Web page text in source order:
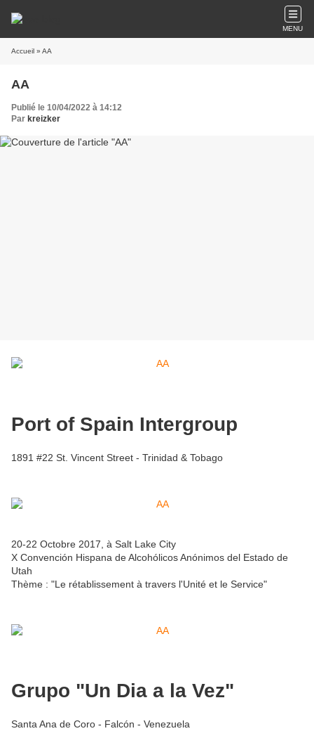
MENU
Accueil » AA
AA
Publié le 10/04/2022 à 14:12
Par kreizker
Port of Spain Intergroup
1891 #22 St. Vincent Street - Trinidad & Tobago
20-22 Octobre 2017, à Salt Lake City
X Convención Hispana de Alcohólicos Anónimos del Estado de
Utah
Thème : "Le rétablissement à travers l'Unité et le Service"
Grupo "Un Dia a la Vez"
Santa Ana de Coro - Falcón - Venezuela